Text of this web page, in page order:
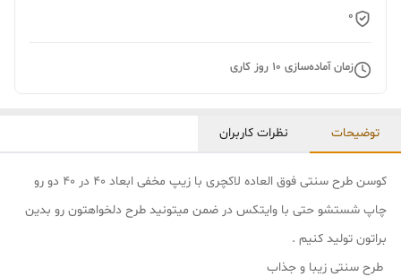
0
زمان آماده‌سازی 10 روز کاری
توضیحات نظرات کاربران
کوسن طرح سنتی فوق العاده لاکچری با زیپ مخفی ابعاد 40 در 40 دو رو
چاپ شستشو حتی با وایتکس در ضمن میتونید طرح دلخواهتون رو بدین
براتون تولید کنیم .
طرح سنتی زیبا و جذاب